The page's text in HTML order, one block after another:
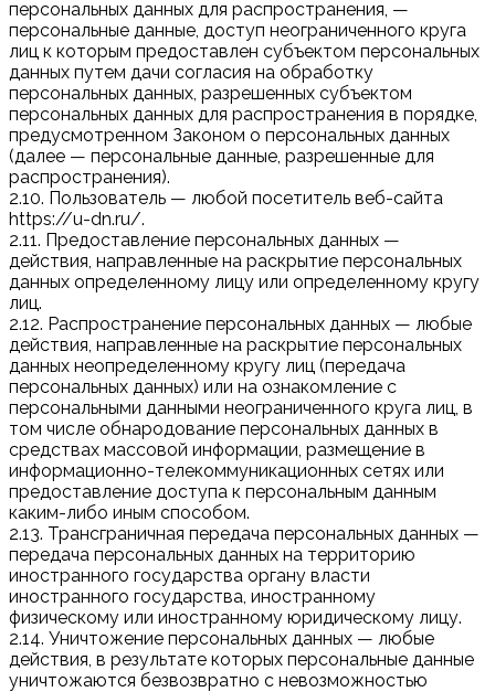
персональных данных для распространения, —
персональные данные, доступ неограниченного круга
лиц к которым предоставлен субъектом персональных
данных путем дачи согласия на обработку
персональных данных, разрешенных субъектом
персональных данных для распространения в порядке,
предусмотренном Законом о персональных данных
(далее — персональные данные, разрешенные для
распространения).
2.10. Пользователь — любой посетитель веб-сайта
https://u-dn.ru/.
2.11. Предоставление персональных данных —
действия, направленные на раскрытие персональных
данных определенному лицу или определенному кругу
лиц.
2.12. Распространение персональных данных — любые
действия, направленные на раскрытие персональных
данных неопределенному кругу лиц (передача
персональных данных) или на ознакомление с
персональными данными неограниченного круга лиц, в
том числе обнародование персональных данных в
средствах массовой информации, размещение в
информационно-телекоммуникационных сетях или
предоставление доступа к персональным данным
каким-либо иным способом.
2.13. Трансграничная передача персональных данных —
передача персональных данных на территорию
иностранного государства органу власти
иностранного государства, иностранному
физическому или иностранному юридическому лицу.
2.14. Уничтожение персональных данных — любые
действия, в результате которых персональные данные
уничтожаются безвозвратно с невозможностью